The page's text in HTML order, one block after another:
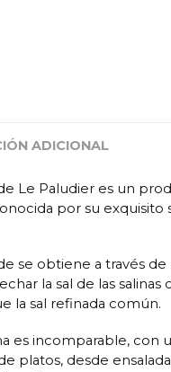
ADICIONAL
Le Paludier es un
por su
se obtiene a través
la sal de las
la sal refinada común.
es incomparable,
platos, desde